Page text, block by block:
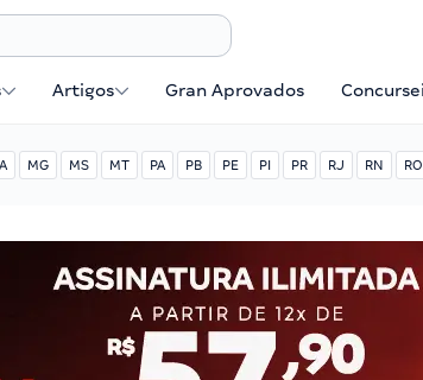
Artigos Gran Aprovados
MG MS MT PA PB PE PI PR RJ RN RO